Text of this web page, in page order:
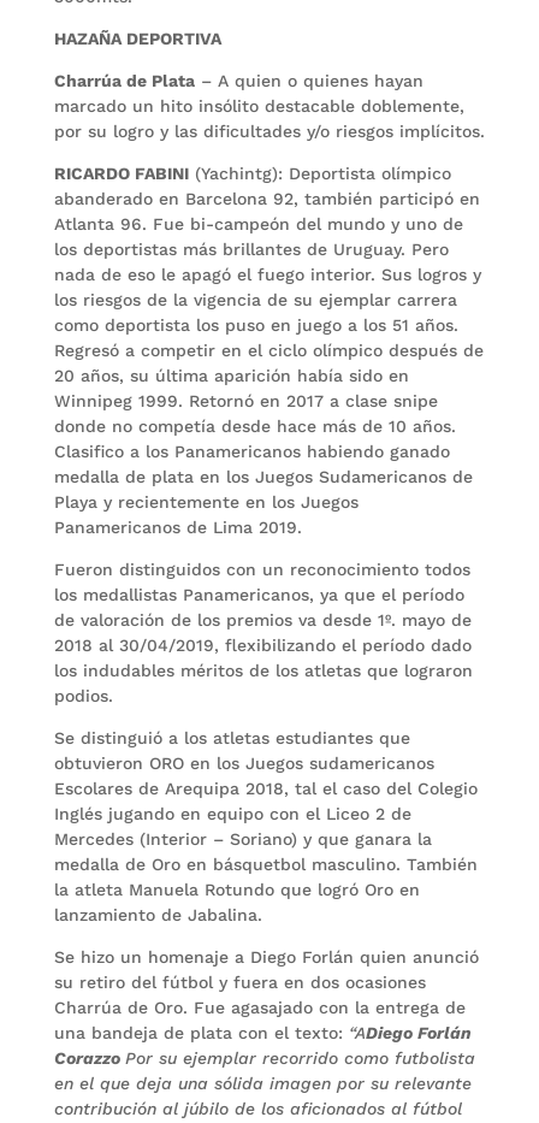
HAZAÑA DEPORTIVA
Charrúa de Plata– A quien o quienes hayan
marcado un hito insólito destacable doblemente,
por su logro y las dificultades y/o riesgos implícitos.
RICARDO FABINI(Yachintg): Deportista olímpico
abanderado en Barcelona 92, también participó en
Atlanta 96. Fue bi-campeón del mundo y uno de
los deportistas más brillantes de Uruguay. Pero
nada de eso le apagó el fuego interior. Sus logros y
los riesgos de la vigencia de su ejemplar carrera
como deportista los puso en juego a los 51 años.
Regresó a competir en el ciclo olímpico después de
20 años, su última aparición había sido en
Winnipeg 1999. Retornó en 2017 a clase snipe
donde no competía desde hace más de 10 años.
Clasifico a los Panamericanos habiendo ganado
medalla de plata en los Juegos Sudamericanos de
Playa y recientemente en los Juegos
Panamericanos de Lima 2019.
Fueron distinguidos con un reconocimiento todos
los medallistas Panamericanos, ya que el período
de valoración de los premios va desde 1º. mayo de
2018 al 30/04/2019, flexibilizando el período dado
los indudables méritos de los atletas que lograron
podios.
Se distinguió a los atletas estudiantes que
obtuvieron ORO en los Juegos sudamericanos
Escolares de Arequipa 2018, tal el caso del Colegio
Inglés jugando en equipo con el Liceo 2 de
Mercedes (Interior – Soriano) y que ganara la
medalla de Oro en básquetbol masculino. También
la atleta Manuela Rotundo que logró Oro en
lanzamiento de Jabalina.
Se hizo un homenaje a Diego Forlán quien anunció
su retiro del fútbol y fuera en dos ocasiones
Charrúa de Oro. Fue agasajado con la entrega de
una bandeja de plata con el texto: “ADiego Forlán
Corazzo Por su ejemplar recorrido como futbolista
en el que deja una sólida imagen por su relevante
contribución al júbilo de los aficionados al fútbol